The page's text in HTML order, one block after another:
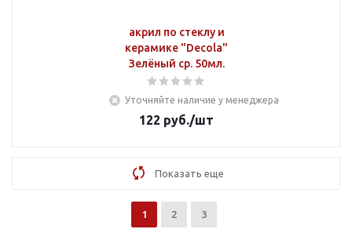
акрил по стеклу и
керамике "Decola"
Зелёный ср. 50мл.
Уточняйте наличие у менеджера
122 руб./шт
Показать еще
1 2 3